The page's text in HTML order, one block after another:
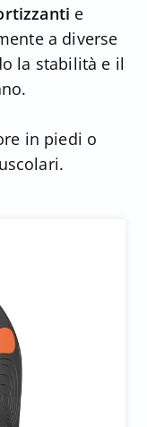
e
a diverse
la stabilità e il
in piedi o